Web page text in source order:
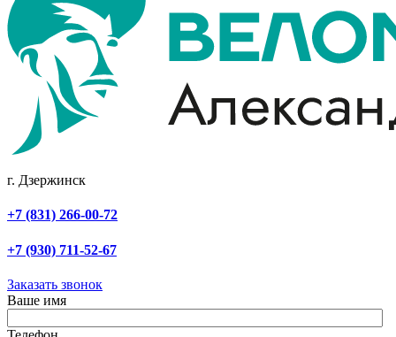
г. Дзержинск
+7 (831) 266-00-72
+7 (930) 711-52-67
Заказать звонок
Ваше имя